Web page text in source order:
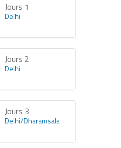
Jours 1
Delhi
Jours 2
Delhi
Jours 3
Delhi/Dharamsala